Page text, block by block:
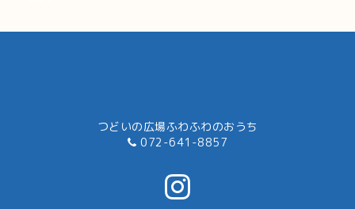
つどいの広場ふわふわのおうち
072-641-8857